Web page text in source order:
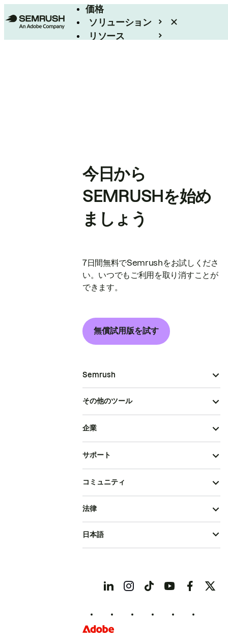
価格
ソリューション
リソース
今日から
SEMRUSHを始め
ましょう
7日間無料でSemrushをお試しくださ
い。いつでもご利用を取り消すことが
できます。
無償試用版を試す
Semrush
その他のツール
企業
サポート
コミュニティ
法律
日本語